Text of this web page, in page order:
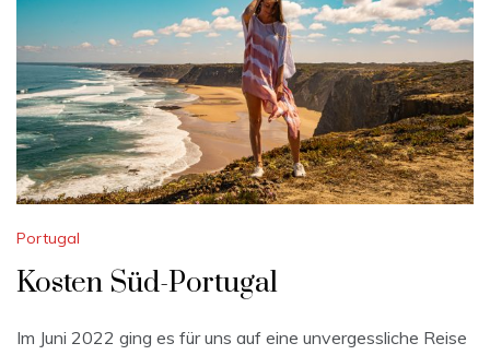
Portugal
Kosten Süd-Portugal
Im Juni 2022 ging es für uns auf eine unvergessliche Reise